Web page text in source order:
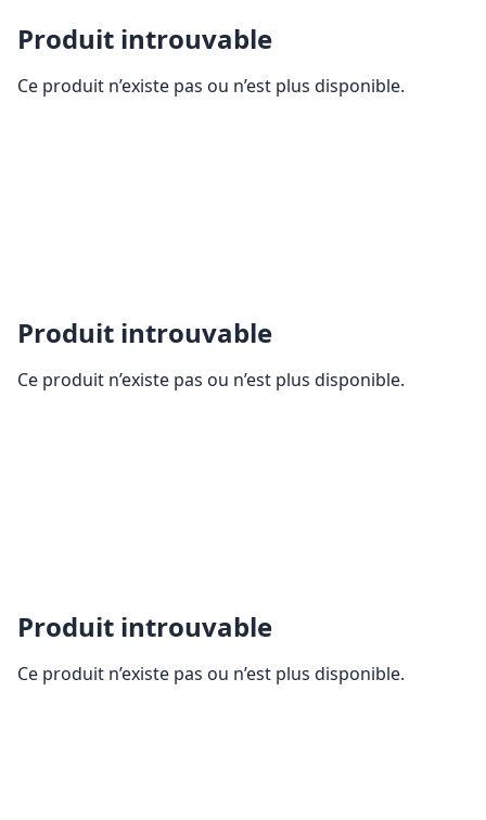
Produit introuvable
Ce produit n’existe pas ou n’est plus disponible.
Produit introuvable
Ce produit n’existe pas ou n’est plus disponible.
Produit introuvable
Ce produit n’existe pas ou n’est plus disponible.